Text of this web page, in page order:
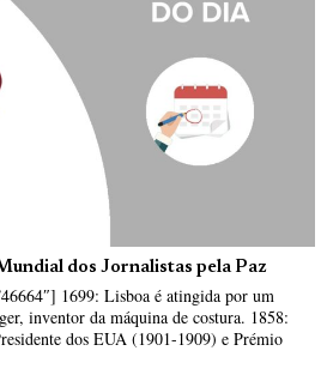
dos Jornalistas pela Paz
1699: Lisboa é atingida por um
inventor da máquina de costura. 1858:
dos EUA (1901-1909) e Prémio